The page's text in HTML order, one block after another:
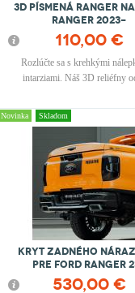
3D písmená RANGER
Ranger 2023-
110,00 €
Rozlúčte sa s krehkými
intarziami. Náš 3D reliéfny
odvážny, odolný a vyrobený
vynikal. Nie je to len
vyhlásenie. Na tento emblém
technický plast, spracovaný
CNC, aby sme zaistili presné,
presné rozmery. Hrúbka:
VYSOKÉ PÍSMENO
Samolepiace
Novinka Skladom
Kryt zadného
pre Ford Ranger
530,00 €